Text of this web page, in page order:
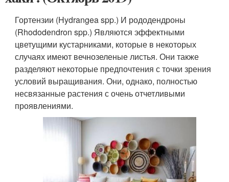
Гортензии (Hydrangea spp.) И рододендроны
(Rhododendron spp.) Являются эффектными
цветущими кустарниками, которые в некоторых
случаях имеют вечнозеленые листья. Они также
разделяют некоторые предпочтения с точки зрения
условий выращивания. Они, однако, полностью
несвязанные растения с очень отчетливыми
проявлениями.